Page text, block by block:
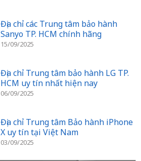
Địa chỉ các Trung tâm bảo hành
Sanyo TP. HCM chính hãng
15/09/2025
Địa chỉ Trung tâm bảo hành LG TP.
HCM uy tín nhất hiện nay
06/09/2025
Địa chỉ Trung tâm Bảo hành iPhone
X uy tín tại Việt Nam
03/09/2025